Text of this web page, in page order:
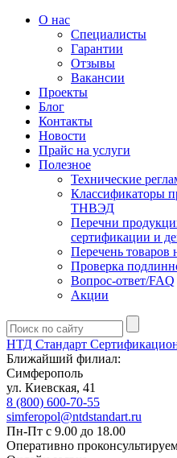
О нас
Специалисты
Гарантии
Отзывы
Вакансии
Проекты
Блог
Контакты
Новости
Прайс на услуги
Полезное
Технические
Классификаторы
ТНВЭД
Перечни
сертификации и
Перечень
Проверка
Вопрос-ответ/FAQ
Акции
НТД Стандарт
Ближайший филиал:
Симферополь
ул. Киевская, 41
8 (800) 600-70-55
simferopol@ntdstandart.ru
Пн-Пт с 9.00 до 18.00
Оперативно